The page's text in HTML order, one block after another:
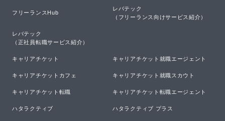
フリーランスHub
レバテック
（フリーランス向けサービス紹介）
レバテック
（正社員転職サービス紹介）
キャリアチケット キャリアチケット就職エージェント
キャリアチケットカフェ キャリアチケット就職スカウト
キャリアチケット転職 キャリアチケット転職エージェント
ハタラクティブ ハタラクティブ プラス